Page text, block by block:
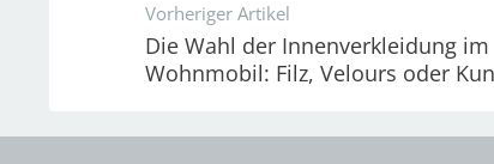
Vorheriger Artikel
Die Wahl der Innenverkleidung im
Wohnmobil: Filz, Velours oder